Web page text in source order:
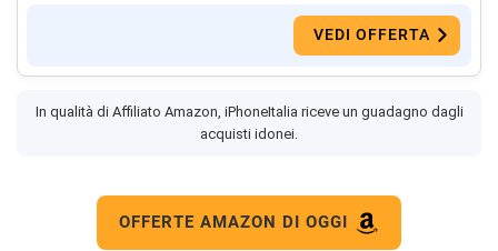
VEDI OFFERTA
In qualità di Affiliato Amazon, iPhoneItalia riceve un guadagno dagli
acquisti idonei.
OFFERTE AMAZON DI OGGI